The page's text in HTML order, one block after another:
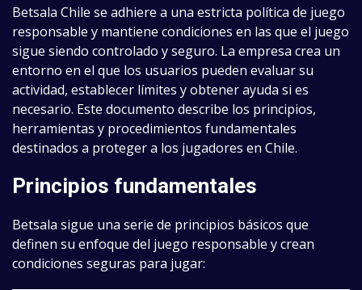
Betsala Chile se adhiere a una estricta política de juego
responsable y mantiene condiciones en las que el juego
sigue siendo controlado y seguro. La empresa crea un
entorno en el que los usuarios pueden evaluar su
actividad, establecer límites y obtener ayuda si es
necesario. Este documento describe los principios,
herramientas y procedimientos fundamentales
destinados a proteger a los jugadores en Chile.
Principios fundamentales
Betsala sigue una serie de principios básicos que
definen su enfoque del juego responsable y crean
condiciones seguras para jugar: